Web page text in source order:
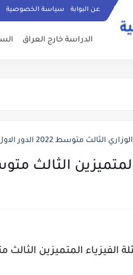
عن البوابة سياسة الخصوصية
الدراسة خارج العراق
الثالث متوسط 2022 الدور الاول
الثالث متوسط 2022 الدور
المتميزين الثالث متوسط